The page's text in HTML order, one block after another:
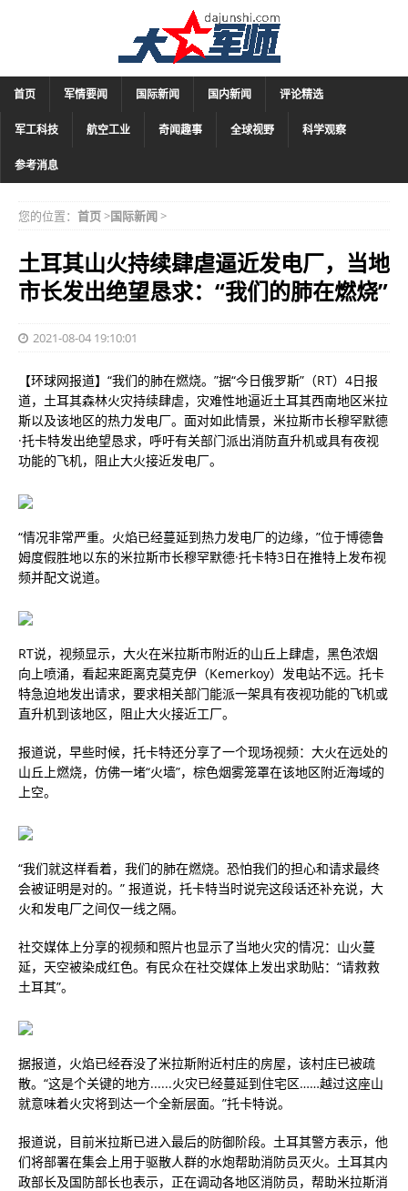
首页 军情要闻 国际新闻 国内新闻 评论精选
军工科技 航空工业 奇闻趣事 全球视野 科学观察
参考消息
您的位置： 首页>国际新闻>
土耳其山火持续肆虐逼近发电厂，当地
市长发出绝望恳求：“我们的肺在燃烧”
2021-08-04 19:10:01
【环球网报道】“我们的肺在燃烧。”据“今日俄罗斯”（RT）4日报
道，土耳其森林火灾持续肆虐，灾难性地逼近土耳其西南地区米拉
斯以及该地区的热力发电厂。面对如此情景，米拉斯市长穆罕默德
·托卡特发出绝望恳求，呼吁有关部门派出消防直升机或具有夜视
功能的飞机，阻止大火接近发电厂。
“情况非常严重。火焰已经蔓延到热力发电厂的边缘，”位于博德鲁
姆度假胜地以东的米拉斯市长穆罕默德·托卡特3日在推特上发布视
频并配文说道。
RT说，视频显示，大火在米拉斯市附近的山丘上肆虐，黑色浓烟
向上喷涌，看起来距离克莫克伊（Kemerkoy）发电站不远。托卡
特急迫地发出请求，要求相关部门能派一架具有夜视功能的飞机或
直升机到该地区，阻止大火接近工厂。
报道说，早些时候，托卡特还分享了一个现场视频：大火在远处的
山丘上燃烧，仿佛一堵“火墙”，棕色烟雾笼罩在该地区附近海域的
上空。
“我们就这样看着，我们的肺在燃烧。恐怕我们的担心和请求最终
会被证明是对的。” 报道说，托卡特当时说完这段话还补充说，大
火和发电厂之间仅一线之隔。
社交媒体上分享的视频和照片也显示了当地火灾的情况：山火蔓
延，天空被染成红色。有民众在社交媒体上发出求助贴：“请救救
土耳其”。
据报道，火焰已经吞没了米拉斯附近村庄的房屋，该村庄已被疏
散。“这是个关键的地方......火灾已经蔓延到住宅区……越过这座山
就意味着火灾将到达一个全新层面。”托卡特说。
报道说，目前米拉斯已进入最后的防御阶段。土耳其警方表示，他
们将部署在集会上用于驱散人群的水炮帮助消防员灭火。土耳其内
政部长及国防部长也表示，正在调动各地区消防员，帮助米拉斯消